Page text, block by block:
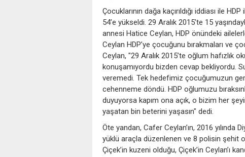
Çocuklarının dağa kaçırıldığı iddiası ile
54’e yükseldi. 29 Aralık 2015’te 15
annesi Hatice Ceylan, HDP önündeki
Ceylan HDP’ye çocuğunu bırakmaları ve
Ceylan, "29 Aralık 2015’te oğlum hafızlık
konuşamıyordu bizden cevap bekliyordu.
veremedi. Tek hedefimiz çocuğumuzun
cehenneme döndü. HDP oğlumuzu
duyuyorsa kapım ona açık, o bizim her
yaşatan bin beterini yaşasın" dedi.
Öte yandan, Cafer Ceylan’ın, 2016 yılında
yüklü araçla düzenlenen ve 8 polisin şehit
Çiçek’in kuzeni olduğu, Çiçek’in Ceylan’ı